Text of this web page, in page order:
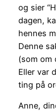
og sier
dagen,
hennes
Denne
(som om
Eller var
ting på
Anne,